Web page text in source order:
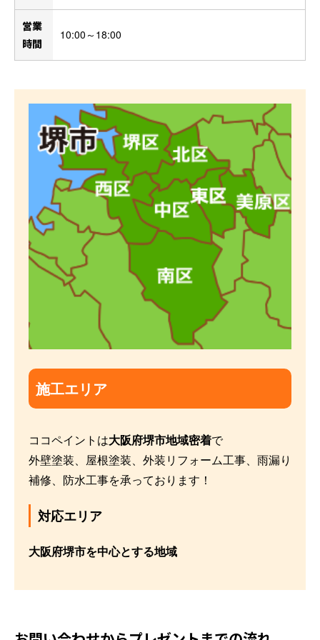
ホーム
初めての方へ
会社案内
施工事例
営業
時間
10:00～18:00
施工エリア
ココペイントは大阪府堺市地域密着で
外壁塗装、屋根塗装、外装リフォーム工事、雨漏り
補修、防水工事を承っております！
対応エリア
大阪府堺市を中心とする地域